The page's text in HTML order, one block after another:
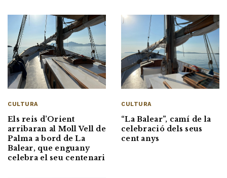
CULTURA
Els reis d’Orient
arribaran al Moll Vell de
Palma a bord de La
Balear, que enguany
celebra el seu centenari
CULTURA
“La Balear”, camí de la
celebració dels seus
cent anys